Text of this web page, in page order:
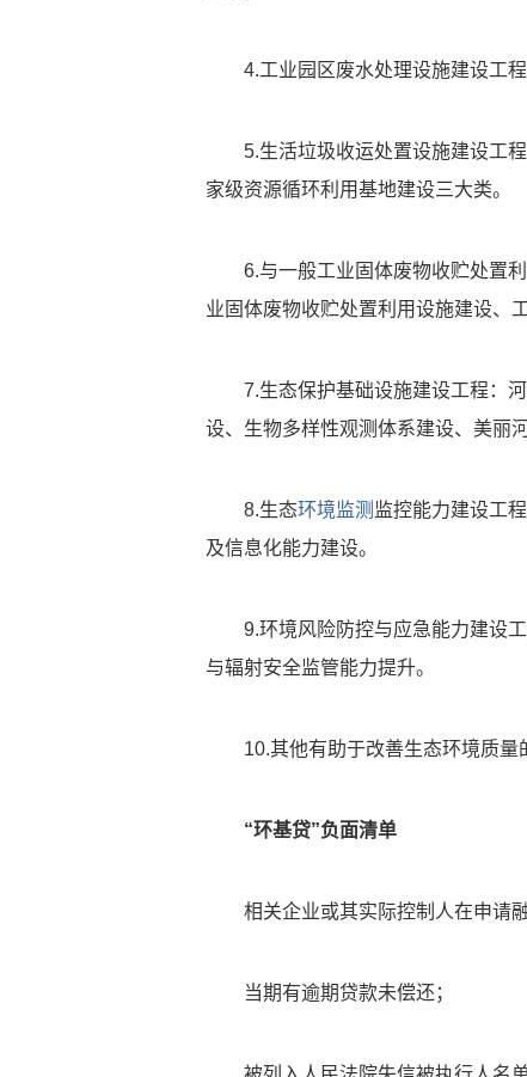
4.工业园区废水处理设施建设工
5.生活垃圾收运处置设施建设工
家级资源循环利用基地建设三大类。
6.与一般工业固体废物收贮处置
业固体废物收贮处置利用设施建设、
7.生态保护基础设施建设工程：
设、生物多样性观测体系建设、美丽
8.生态环境监测 监控能力建设工
及信息化能力建设。
9.环境风险防控与应急能力建设
与辐射安全监管能力提升。
10.其他有助于改善生态环境质量
“环基贷”负面清单
相关企业或其实际控制人在申请
当期有逾期贷款未偿还；